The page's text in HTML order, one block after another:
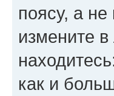
поясу, а
измените
как и